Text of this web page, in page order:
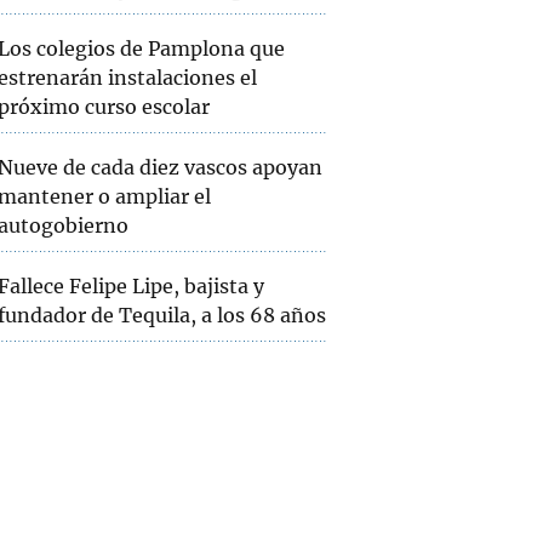
colegios de Pamplona que
instalaciones el
curso escolar
de cada diez vascos apoyan
o ampliar el
Felipe Lipe, bajista y
de Tequila, a los 68 años